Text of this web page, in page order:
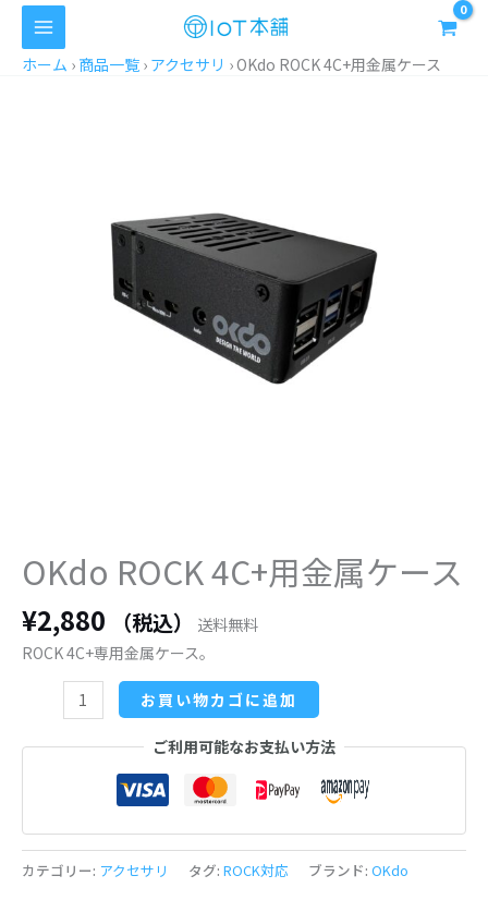
ホーム › 商品一覧 › アクセサリ ›OKdo ROCK 4C+用金属ケース
OKdo ROCK 4C+用金属ケース
¥2,880 （税込）
送料無料
ROCK 4C+専用金属ケース。
OKdo
ROCK
4C+用
金
属
お買い物カゴに追加
ご利用可能なお支払い方法
カテゴリー: アクセサリ タグ: ROCK対応 ブランド: OKdo